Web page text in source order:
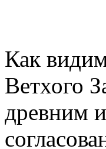
Как
Ветхого
древним